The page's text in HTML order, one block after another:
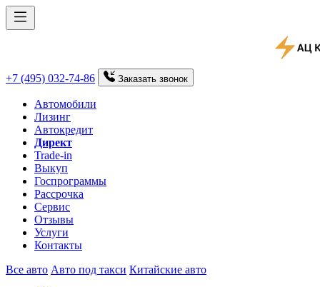
+7 (495) 032-74-86 Заказать звонок
Автомобили
Лизинг
Автокредит
Директ
Trade-in
Выкуп
Госпрограммы
Рассрочка
Сервис
Отзывы
Услуги
Контакты
Все авто Авто под такси Китайские авто